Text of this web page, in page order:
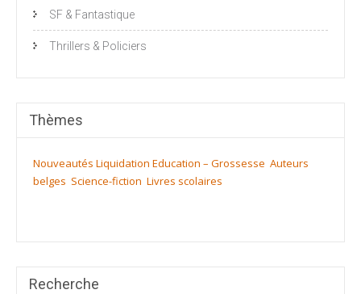
SF & Fantastique
Thrillers & Policiers
Thèmes
Nouveautés Liquidation Education – Grossesse Auteurs
belges Science-fiction Livres scolaires
Recherche